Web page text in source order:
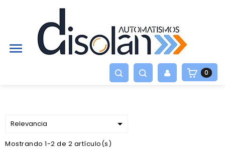

0
Relevancia 
Mostrando 1-2 de 2 artículo(s)